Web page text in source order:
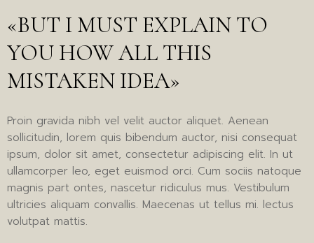
«BUT I MUST EXPLAIN TO
YOU HOW ALL THIS
MISTAKEN IDEA»
Proin gravida nibh vel velit auctor aliquet. Aenean
sollicitudin, lorem quis bibendum auctor, nisi consequat
ipsum, dolor sit amet, consectetur adipiscing elit. In ut
ullamcorper leo, eget euismod orci. Cum sociis natoque
magnis part ontes, nascetur ridiculus mus. Vestibulum
ultricies aliquam convallis. Maecenas ut tellus mi. lectus
volutpat mattis.